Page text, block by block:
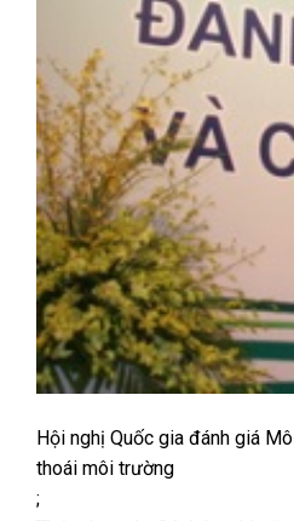
Hội nghị Quốc gia đánh giá
thoái môi trường
;